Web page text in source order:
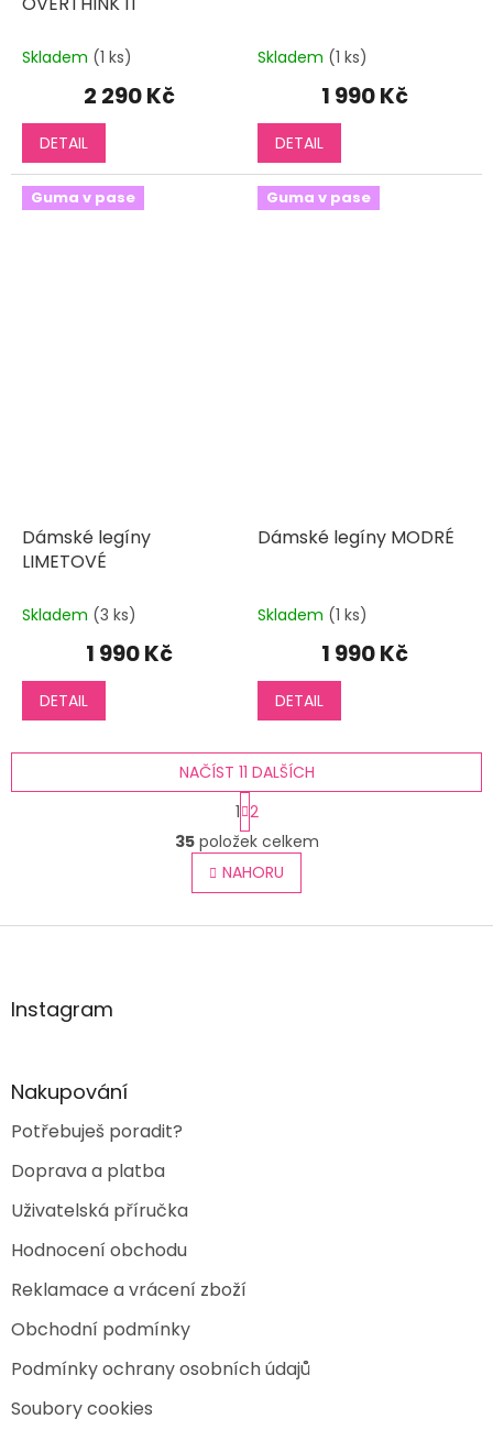
Skladem (1 ks)
2 290 Kč
DETAIL
Skladem (1 ks)
1 990 Kč
DETAIL
Guma v pase
Dámské legíny
LIMETOVÉ
Skladem (3 ks)
1 990 Kč
DETAIL
Guma v pase
Dámské legíny MODRÉ
Skladem (1 ks)
1 990 Kč
DETAIL
O
v
l
á
NAČÍST 11 DALŠÍCH
S
t
r
á
n
k
v
1 2
35položek celkem
NAHORU
Z
aInstagram
Nakupování
Potřebuješ poradit?
Doprava a platba
Uživatelská příručka
Hodnocení obchodu
Reklamace a vrácení zboží
Obchodní podmínky
Podmínky ochrany osobních údajů
Soubory cookies